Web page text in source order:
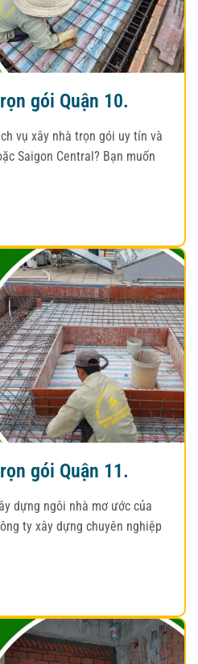
gói Quận 10.
vụ xây nhà trọn gói uy tín và
Saigon Central? Bạn muốn
gói Quận 11.
dựng ngôi nhà mơ ước của
ty xây dựng chuyên nghiệp